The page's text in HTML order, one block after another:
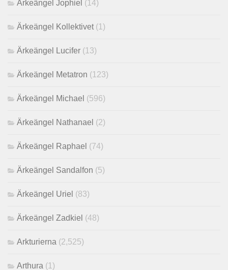
Ärkeängel Jophiel (14)
Ärkeängel Kollektivet (1)
Ärkeängel Lucifer (13)
Ärkeängel Metatron (123)
Ärkeängel Michael (596)
Ärkeängel Nathanael (2)
Ärkeängel Raphael (74)
Ärkeängel Sandalfon (5)
Ärkeängel Uriel (83)
Ärkeängel Zadkiel (48)
Arkturierna (2,525)
Arthura (1)